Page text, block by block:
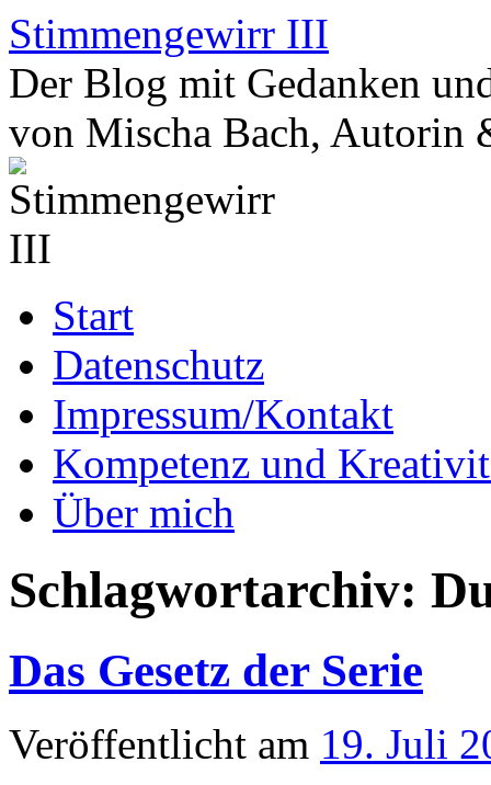
Zum
Inhalt
springen
Stimmengewirr III
Der Blog mit Gedanken
von Mischa Bach, Autorin
Start
Datenschutz
Impressum/Kontakt
Kompetenz und
Über mich
Schlagwortarchiv:
Das Gesetz der Serie
Veröffentlicht am 19. Juli